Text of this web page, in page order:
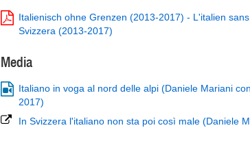
Italienisch ohne Grenzen (2013-2017) - L'italien
Svizzera (2013-2017)
Media
Italiano in voga al nord delle alpi (Daniele Mariani
2017)
In Svizzera l'italiano non sta poi così male (Daniele